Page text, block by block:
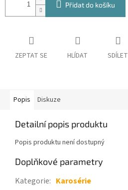
Přidat do košíku
ZEPTAT SE HLÍDAT SDÍLET
Popis Diskuze
Detailní popis produktu
Popis produktu není dostupný
Doplňkové parametry
Kategorie: Karosérie